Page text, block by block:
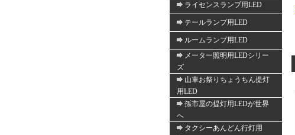
ライセンスランプ用LED
テールランプ用LED
ルームランプ用LED
メーター照明用LEDシリー
ズ
山車お祭りちょうちん提灯
用LED
孫市屋の提灯用LEDが世界
へ
タクシーあんどん行灯用